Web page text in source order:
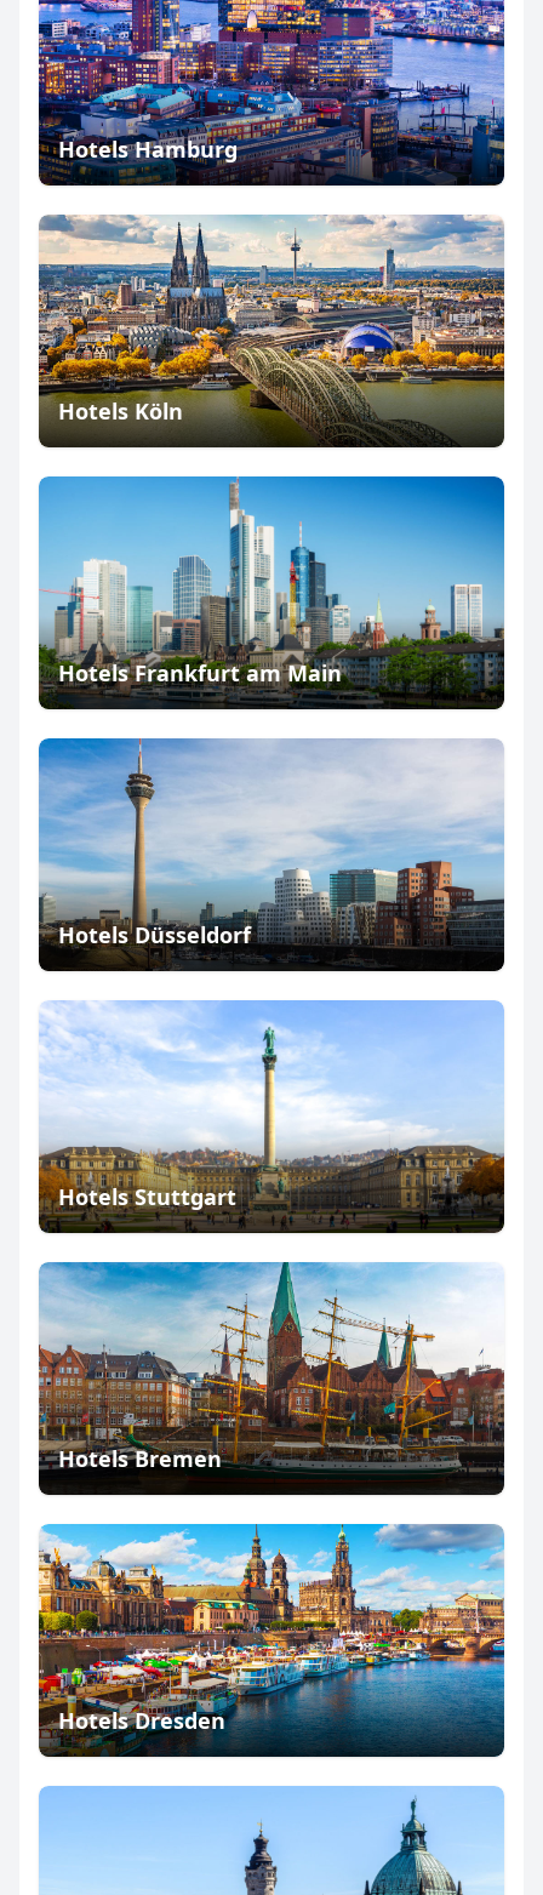
Hotels Hamburg
Hotels Köln
Hotels Frankfurt am Main
Hotels Düsseldorf
Hotels Stuttgart
Hotels Bremen
Hotels Dresden